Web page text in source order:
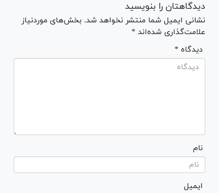
دیدگاهتان را بنویسید
نشانی ایمیل شما منتشر نخواهد شد. بخش‌های موردنیاز
علامت‌گذاری شده‌اند *
* دیدگاه
نام
ایمیل